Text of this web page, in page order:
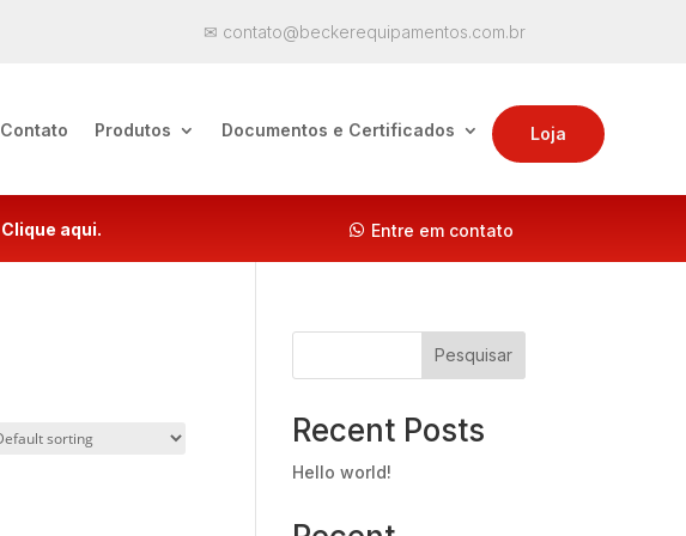
✉ contato@beckerequipamentos.com.br
Contato Produtos Documentos e Certificados Loja
Clique aqui. Entre em contato
Pesquisar
Recent Posts
Hello world!